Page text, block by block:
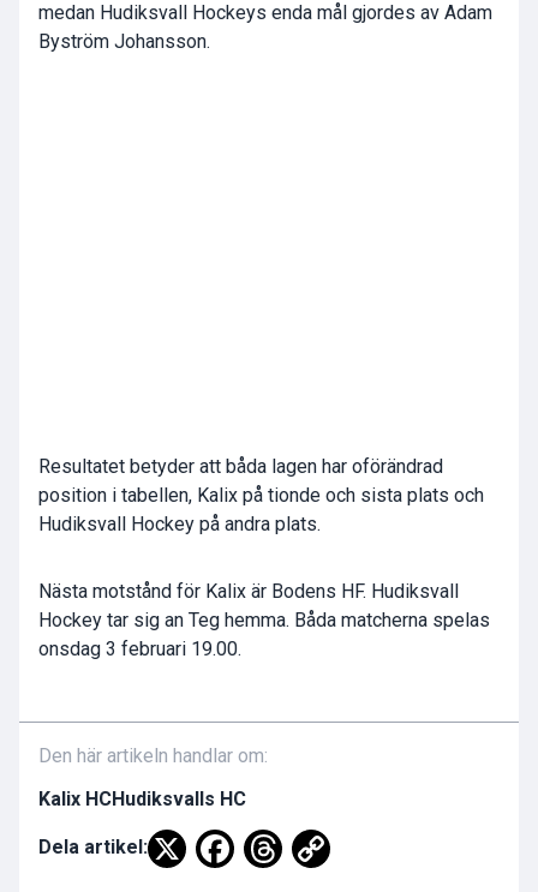
medan Hudiksvall Hockeys enda mål gjordes av Adam
Byström Johansson.
Resultatet betyder att båda lagen har oförändrad
position i tabellen, Kalix på tionde och sista plats och
Hudiksvall Hockey på andra plats.
Nästa motstånd för Kalix är Bodens HF. Hudiksvall
Hockey tar sig an Teg hemma. Båda matcherna spelas
onsdag 3 februari 19.00.
Den här artikeln handlar om:
Kalix HCHudiksvalls HC
Dela artikel: